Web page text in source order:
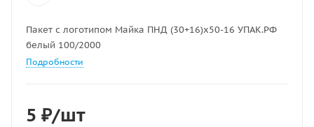
Пакет с логотипом Майка ПНД (30+16)х50-16 УПАК.РФ
белый 100/2000
Подробности
5 ₽/шт